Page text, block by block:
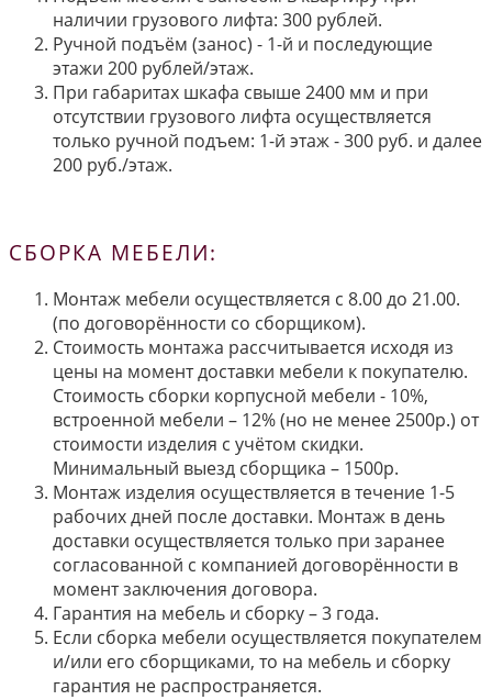
наличии грузового лифта: 300 рублей.
Ручной подъём (занос) - 1-й и последующие
этажи 200 рублей/этаж.
При габаритах шкафа свыше 2400 мм и при
отсутствии грузового лифта осуществляется
только ручной подъем: 1-й этаж - 300 руб. и далее
200 руб./этаж.
СБОРКА МЕБЕЛИ:
Монтаж мебели осуществляется с 8.00 до 21.00.
(по договорённости со сборщиком).
Стоимость монтажа рассчитывается исходя из
цены на момент доставки мебели к покупателю.
Стоимость сборки корпусной мебели - 10%,
встроенной мебели – 12% (но не менее 2500р.) от
стоимости изделия с учётом скидки.
Минимальный выезд сборщика – 1500р.
Монтаж изделия осуществляется в течение 1-5
рабочих дней после доставки. Монтаж в день
доставки осуществляется только при заранее
согласованной с компанией договорённости в
момент заключения договора.
Гарантия на мебель и сборку – 3 года.
Если сборка мебели осуществляется покупателем
и/или его сборщиками, то на мебель и сборку
гарантия не распространяется.